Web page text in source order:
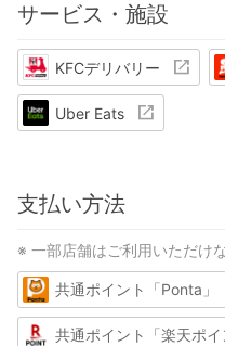
サービス・施設
KFCデリバリー
Uber Eats
支払い方法
※ 一部店舗はご利用いただけ
共通ポイント「Ponta」
共通ポイント「楽天ポイ